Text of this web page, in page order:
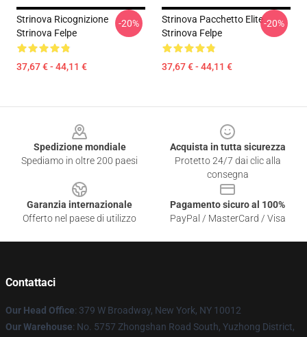
Strinova Ricognizione
Strinova Felpe
37,67 € - 44,11 €
-20%
Strinova Pacchetto Elite
Strinova Felpe
37,67 € - 44,11 €
-20%
Spedizione mondiale
Spediamo in oltre 200 paesi
Acquista in tutta sicurezza
Protetto 24/7 dai clic alla
consegna
Garanzia internazionale
Offerto nel paese di utilizzo
Pagamento sicuro al 100%
PayPal / MasterCard / Visa
Contattaci
Our Head Office: 379 W Broadway, New York, NY 10012
Our Warehouse: No. 5757 Zhongshan Road South, Yuzhong District,